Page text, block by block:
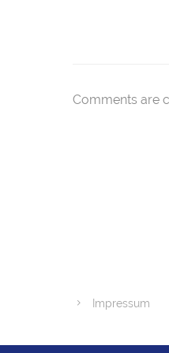
Comments are
Impressum